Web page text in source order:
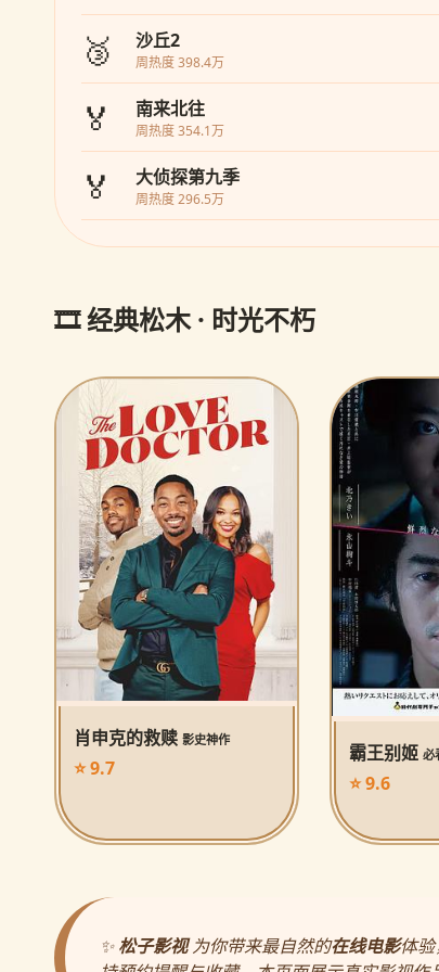
🥉 沙丘2
周热度 398.4万
🏅 南来北往
周热度 354.1万
🏅 大侦探第九季
周热度 296.5万
🎞️ 经典松木 · 时光不朽
肖申克的救赎 影史神作
⭐ 9.7
霸王别姬必
⭐ 9.6
✨松子影视为你带来最自然的在线电影体